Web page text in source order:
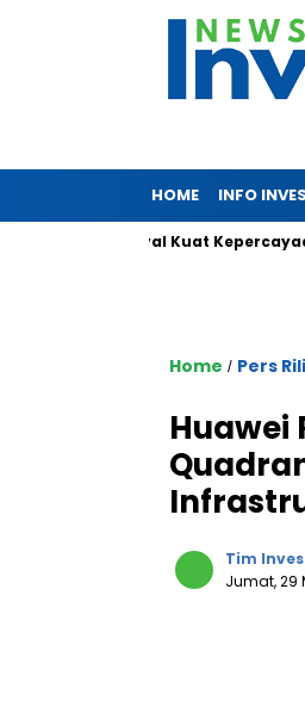
HOME INFO
Sinyal Kuat Kepercayaan
Home / Pers
Huawei
Tim
Jumat, 29